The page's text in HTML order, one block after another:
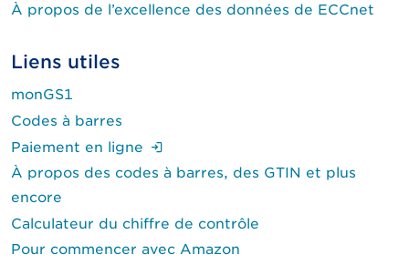
À propos de l’excellence des données de ECCnet
Liens utiles
monGS1
Codes à barres
Paiement en ligne
À propos des codes à barres, des GTIN et plus
encore
Calculateur du chiffre de contrôle
Pour commencer avec Amazon